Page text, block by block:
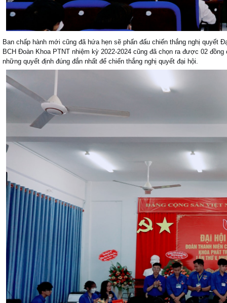
Ban chấp hành mới cũng đã hứa hẹn sẽ phấn đấu chiến thắng nghị quyết
BCH Đoàn Khoa PTNT nhiệm kỳ 2022-2024 cũng đã chọn ra được 02
những quyết định đúng đắn nhất để chiến thắng nghị quyết đại hội.